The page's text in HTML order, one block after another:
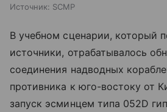
Источник: SCMP
В учебном сценарии, который
источники, отрабатывалось
соединения надводных
противника к юго-востоку от
запуск эсминцем типа 052D